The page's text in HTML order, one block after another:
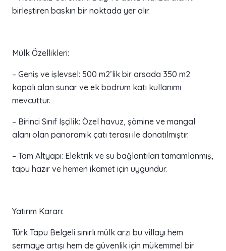
birleştiren baskın bir noktada yer alır.
Mülk Özellikleri:
– Geniş ve işlevsel: 500 m2’lik bir arsada 350 m2
kapalı alan sunar ve ek bodrum katı kullanımı
mevcuttur.
– Birinci Sınıf Işçilik: Özel havuz, şömine ve mangal
alanı olan panoramik çatı terası ile donatılmıştır.
– Tam Altyapı: Elektrik ve su bağlantıları tamamlanmış,
tapu hazır ve hemen ikamet için uygundur.
Yatırım Kararı:
Türk Tapu Belgeli sınırlı mülk arzı bu villayı hem
sermaye artışı hem de güvenlik için mükemmel bir